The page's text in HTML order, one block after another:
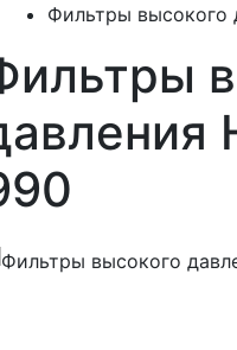
Фильтры высокого